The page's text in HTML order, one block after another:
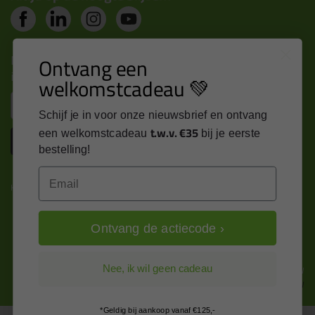
Nieuws, tips en exclusieve deals rechtstreeks in je
inbox
Email
Inschrijven
Kitcentrum is trots op:
Alle prijzen zijn in EURO en excl. 21% BTW
wijzig naar incl. BTW
Ontvang een
welkomstcadeau 💚
Schijf je in voor onze nieuwsbrief en ontvang
een welkomstcadeau t.w.v. €35 bij je eerste
bestelling!
Email
Ontvang de actiecode ›
Nee, ik wil geen cadeau
*Geldig bij aankoop vanaf €125,-